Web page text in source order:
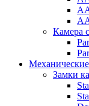
Камера
Замки